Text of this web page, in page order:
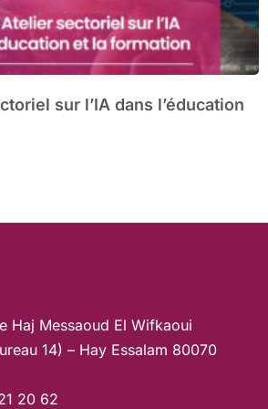
sur l’IA dans l’éducation
Haj Messaoud El Wifkaoui
14) – Hay Essalam 80070
20 62